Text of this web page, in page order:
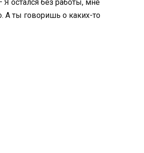
Я остался без работы, мне
А ты говоришь о каких-то